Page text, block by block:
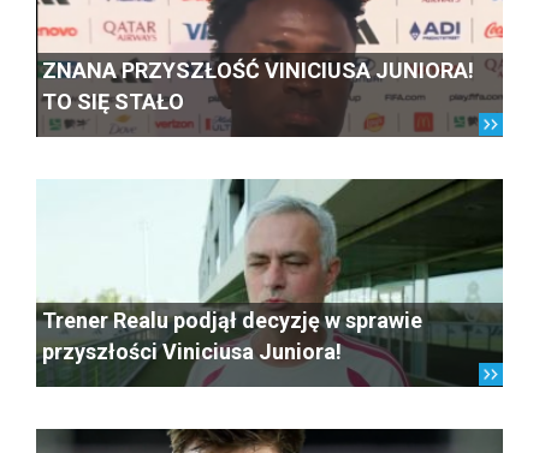
ZNANA PRZYSZŁOŚĆ VINICIUSA JUNIORA!
TO SIĘ STAŁO
Trener Realu podjął decyzję w sprawie
przyszłości Viniciusa Juniora!